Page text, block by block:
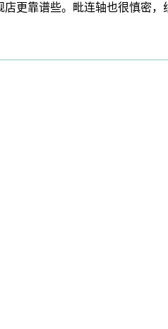
更靠谱些。毗连轴也很慎密，